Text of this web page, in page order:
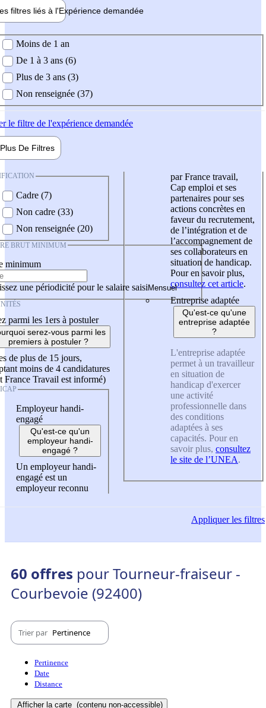
filtres liés à l'Expérience demandée
demandée
Moins de 1 an
De 1 à 3 ans (6)
Plus de 3 ans (3)
Non renseignée (37)
le filtre de l'expérience demandée
Plus De Filtres
Cadre (7)
Non cadre (33)
Non renseignée (20)
BRUT MINIMUM
minimum
une périodicité pour le salaire saisi
parmi les 1ers à postuler
serez-vous parmi les
premiers à postuler ?
de plus de 15 jours,
moins de 4 candidatures
France Travail est informé)
Employeur handi-
engagé
Qu'est-ce qu'un
employeur handi-
engagé ?
Un employeur handi-
engagé est un
employeur reconnu
par France travail,
Cap emploi et ses
partenaires pour ses
actions concrètes en
faveur du recrutement,
de l’intégration et de
l’accompagnement de
ses collaborateurs en
situation de handicap.
Pour en savoir plus,
consultez cet article.
Entreprise adaptée
Qu'est-ce qu'une
entreprise adaptée
?
L'entreprise adaptée
permet à un travailleur
en situation de
handicap d'exercer
une activité
professionnelle dans
des conditions
adaptées à ses
capacités. Pour en
savoir plus, consultez
le site de l’UNEA.
Appliquerles filtres
60 offres pour Tourneur-fraiseur -
Courbevoie (92400)
Trier par Pertinence
Pertinence
Date
Distance
Afficher la carte (contenu non-accessible)